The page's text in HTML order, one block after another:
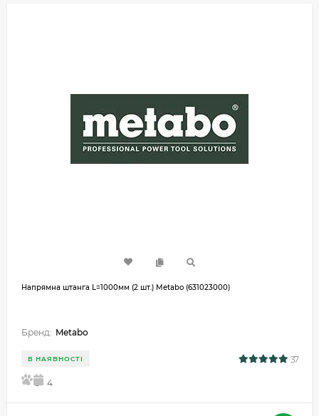
Напрямна штанга L=1000мм (2 шт.) Metabo (631023000)
Бренд: Metabo
В НАЯВНОСТІ 37
5 4